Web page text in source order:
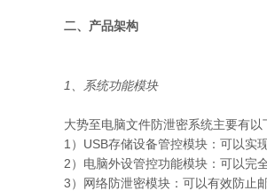
二、产品架构
1 、系统功能模块
大势至电脑文件防泄密系统主要有以
1）USB存储设备管控模块：可以实
2）电脑外设管控功能模块：可以完
3）网络防泄密模块：可以有效防止